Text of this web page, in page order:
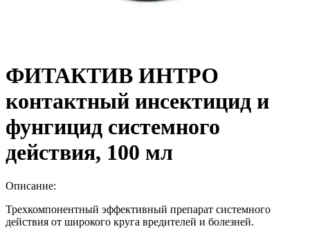
ФИТАКТИВ ИНТРО
контактный инсектицид и
фунгицид системного
действия, 100 мл
Описание:
Трехкомпонентный эффективный препарат системного
действия от широкого круга вредителей и болезней.